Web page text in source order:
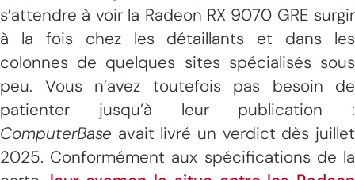
s’attendre à voir la Radeon RX 9070 GRE surgir
à la fois chez les détaillants et dans les
colonnes de quelques sites spécialisés sous
peu. Vous n’avez toutefois pas besoin de
patienter jusqu’à leur publication :
ComputerBase avait livré un verdict dès juillet
2025. Conformément aux spécifications de la